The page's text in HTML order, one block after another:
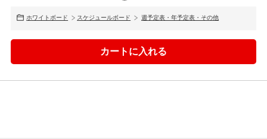
ホワイトボード スケジュールボード 週予定表・年予定表・その他